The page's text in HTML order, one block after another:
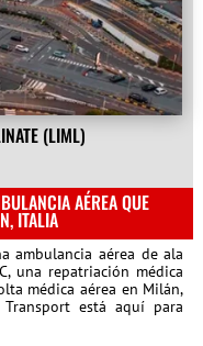
(LIML)
AÉREA QUE
ITALIA
ambulancia aérea de ala
una repatriación médica
médica aérea en Milán,
está aquí para